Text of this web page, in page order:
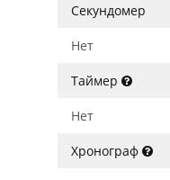
Секундомер
Нет
Таймер
Нет
Хронограф